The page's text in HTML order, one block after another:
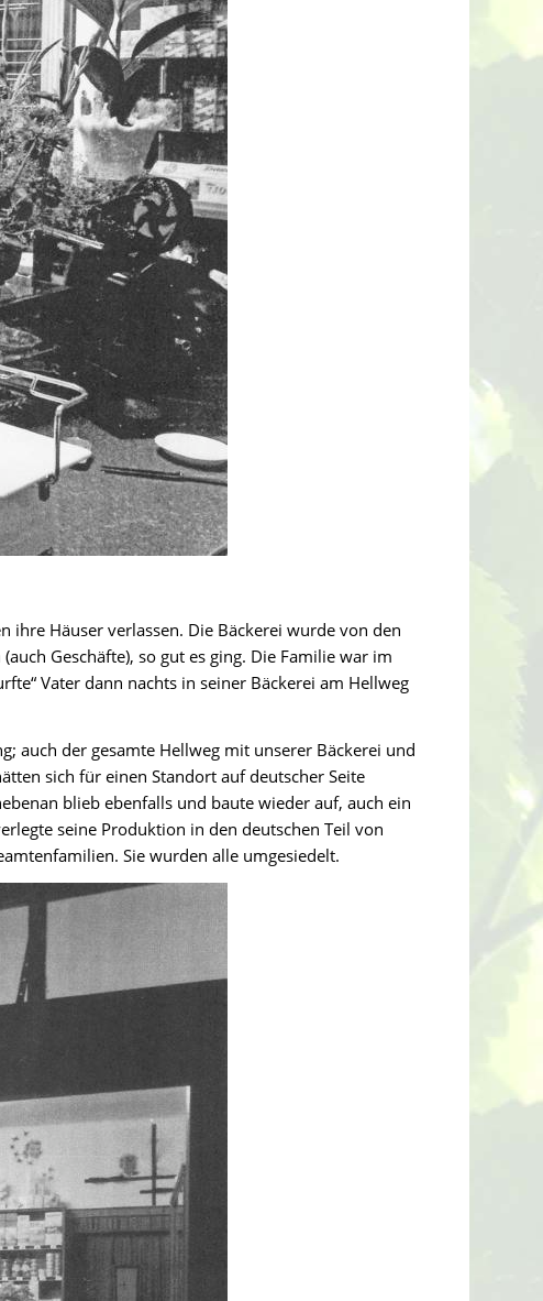
Häuser verlassen. Die Bäckerei wurde von den
Geschäfte), so gut es ging. Die Familie war im
Vater dann nachts in seiner Bäckerei am Hellweg
auch der gesamte Hellweg mit unserer Bäckerei und
sich für einen Standort auf deutscher Seite
blieb ebenfalls und baute wieder auf, auch ein
seine Produktion in den deutschen Teil von
Sie wurden alle umgesiedelt.